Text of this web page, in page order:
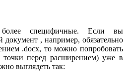
специфичные. Если вы
документ , например, обязательно
.docx, то можно попробовать
точки перед расширением) уже в
выглядеть так: